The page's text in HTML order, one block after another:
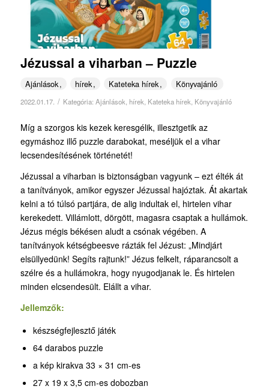
Jézussal a viharban – Puzzle
Ajánlások hírek Kateteka hírek Könyvajánló
2022.01.17. / Kategória: Ajánlások hírek Kateteka hírek Könyvajánló
Míg a szorgos kis kezek keresgélik, illesztgetik az
egymáshoz illő puzzle darabokat, meséljük el a vihar
lecsendesítésének történetét!
Jézussal a viharban is biztonságban vagyunk – ezt élték át
a tanítványok, amikor egyszer Jézussal hajóztak. Át akartak
kelni a tó túlsó partjára, de alig indultak el, hirtelen vihar
kerekedett. Villámlott, dörgött, magasra csaptak a hullámok.
Jézus mégis békésen aludt a csónak végében. A
tanítványok kétségbeesve rázták fel Jézust: „Mindjárt
elsüllyedünk! Segíts rajtunk!” Jézus felkelt, ráparancsolt a
szélre és a hullámokra, hogy nyugodjanak le. És hirtelen
minden elcsendesült. Elállt a vihar.
Jellemzők:
készségfejlesztő játék
64 darabos puzzle
a kép kirakva 33 × 31 cm-es
27 x 19 x 3,5 cm-es dobozban